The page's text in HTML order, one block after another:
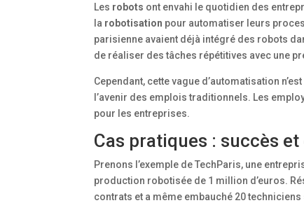
Les robots ont envahi le quotidien des
la robotisation pour automatiser leurs
parisienne avaient déjà intégré des robots
de réaliser des tâches répétitives avec une
Cependant, cette vague d’automatisation
l’avenir des emplois traditionnels. Les
pour les entreprises.
Cas pratiques : succès
Prenons l’exemple de TechParis, une
production robotisée de 1 million d’euros.
contrats et a même embauché 20